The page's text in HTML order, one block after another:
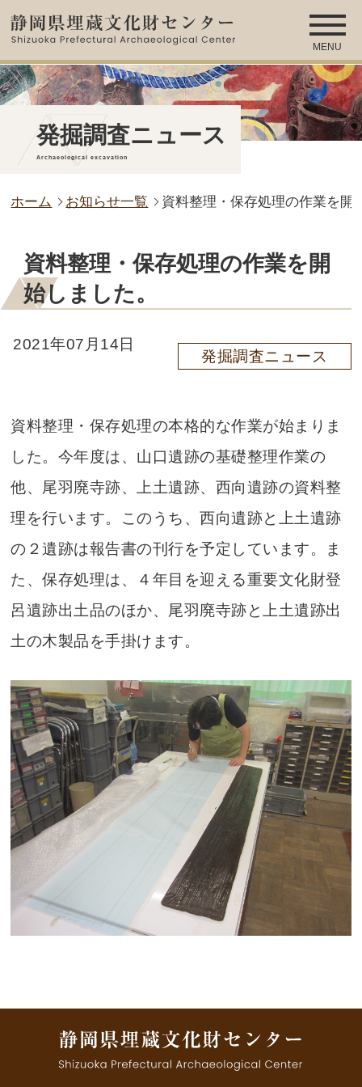
MENU
発掘調査ニュース
Archaeological excavation
ホーム お知らせ一覧 資料整理・保存処理の作業を開
資料整理・保存処理の作業を開
始しました。
2021年07月14日
発掘調査ニュース
資料整理・保存処理の本格的な作業が始まりま
した。今年度は、山口遺跡の基礎整理作業の
他、尾羽廃寺跡、上土遺跡、西向遺跡の資料整
理を行います。このうち、西向遺跡と上土遺跡
の２遺跡は報告書の刊行を予定しています。ま
た、保存処理は、４年目を迎える重要文化財登
呂遺跡出土品のほか、尾羽廃寺跡と上土遺跡出
土の木製品を手掛けます。